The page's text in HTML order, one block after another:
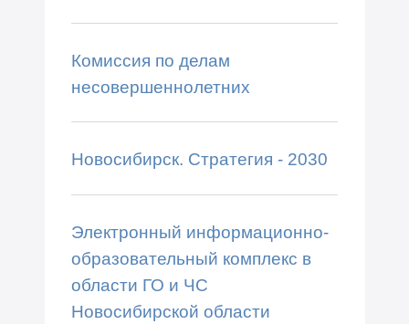
Комиссия по делам
несовершеннолетних
Новосибирск. Стратегия - 2030
Электронный информационно-
образовательный комплекс в
области ГО и ЧС
Новосибирской области